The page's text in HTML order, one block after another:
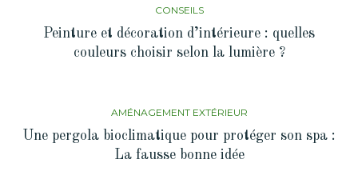
CONSEILS
Peinture et décoration d’intérieure : quelles
couleurs choisir selon la lumière ?
AMÉNAGEMENT EXTÉRIEUR
Une pergola bioclimatique pour protéger son spa :
La fausse bonne idée